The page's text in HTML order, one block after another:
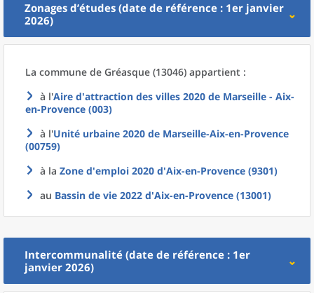
Zonages d’études (date de référence : 1er janvier
2026)
La commune de Gréasque (13046) appartient :
à l'Aire d'attraction des villes 2020 de Marseille - Aix-
en-Provence (003)
à l'Unité urbaine 2020 de Marseille-Aix-en-Provence
(00759)
à la Zone d'emploi 2020 d'Aix-en-Provence (9301)
au Bassin de vie 2022 d'Aix-en-Provence (13001)
Intercommunalité (date de référence : 1er
janvier 2026)